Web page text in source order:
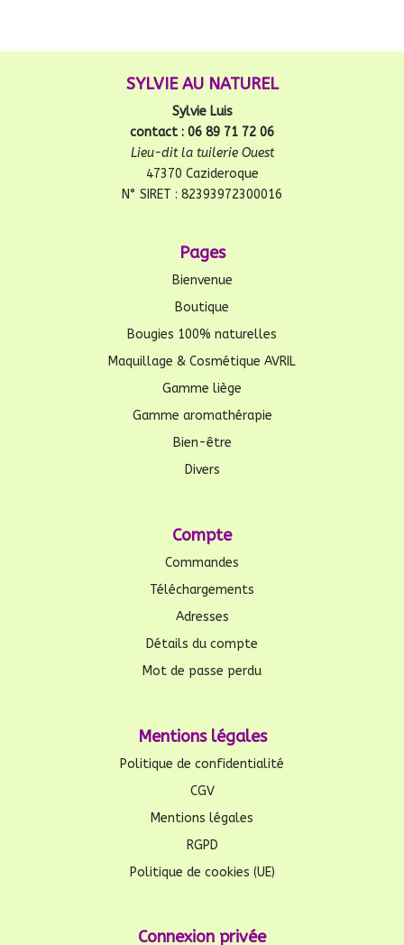
SYLVIE AU NATUREL
Sylvie Luis
contact : 06 89 71 72 06
Lieu-dit la tuilerie Ouest
47370 Cazideroque
N° SIRET : 82393972300016
Pages
Bienvenue
Boutique
Bougies 100% naturelles
Maquillage & Cosmétique AVRIL
Gamme liège
Gamme aromathérapie
Bien-être
Divers
Compte
Commandes
Téléchargements
Adresses
Détails du compte
Mot de passe perdu
Mentions légales
Politique de confidentialité
CGV
Mentions légales
RGPD
Politique de cookies (UE)
Connexion privée